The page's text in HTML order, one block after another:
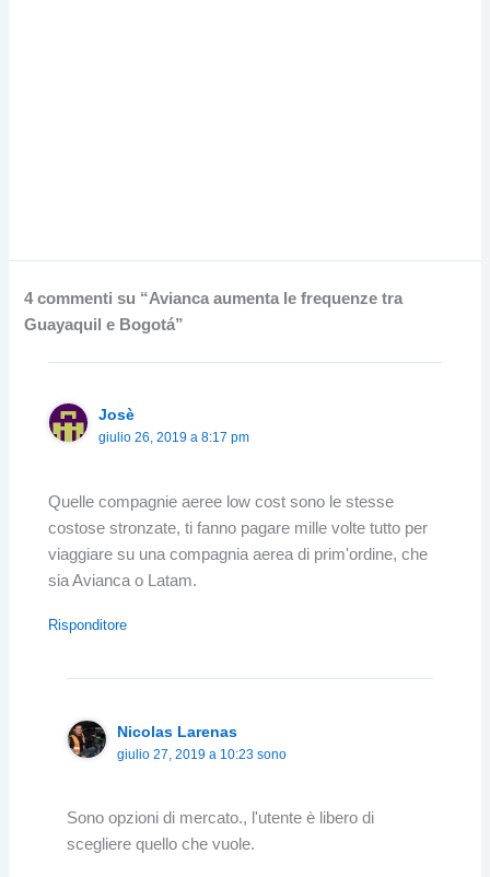
4 commenti su “Avianca aumenta le frequenze tra
Guayaquil e Bogotá”
Josè
giulio 26, 2019 a 8:17 pm
Quelle compagnie aeree low cost sono le stesse
costose stronzate, ti fanno pagare mille volte tutto per
viaggiare su una compagnia aerea di prim'ordine, che
sia Avianca o Latam.
Risponditore
Nicolas Larenas
giulio 27, 2019 a 10:23 sono
Sono opzioni di mercato., l'utente è libero di
scegliere quello che vuole.